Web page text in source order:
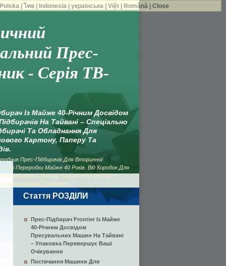
Прес-
- Серія TB-
Із Майже 40-Річним Досвідом
На Тайвані – Спеціально
Та Обладнання Для
Картону, Паперу Та
Прес-Підбирачів Для Вторинної
Переробки Майже 40 Років. Від Коробок Для
Подрібненого Паперу Та Картону До Прес-
Банок І Алюмінію.
Стаття РОЗДІЛИ
Прес-Підбирач Frontier Із Майже
40-Річним Досвідом
Пресувальних Машин На Тайвані
– Упаковка Перевершує Ваші
Очікування
Постачання Машини Для
Polska |ไทย Indonesia |українська |Việt Română |Close